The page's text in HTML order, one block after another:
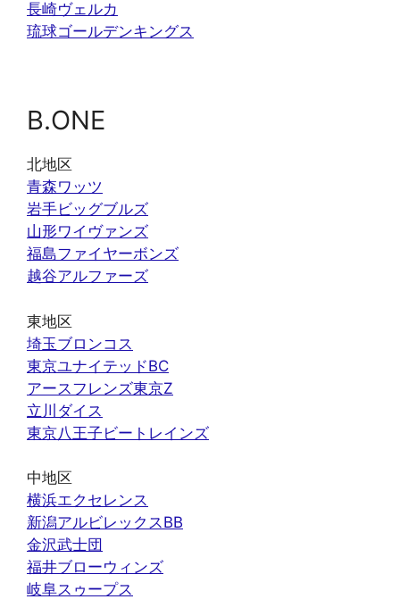
長崎ヴェルカ
琉球ゴールデンキングス
B.ONE
北地区
青森ワッツ
岩手ビッグブルズ
山形ワイヴァンズ
福島ファイヤーボンズ
越谷アルファーズ
東地区
埼玉ブロンコス
東京ユナイテッドBC
アースフレンズ東京Z
立川ダイス
東京八王子ビートレインズ
中地区
横浜エクセレンス
新潟アルビレックスBB
金沢武士団
福井ブローウィンズ
岐阜スゥープス